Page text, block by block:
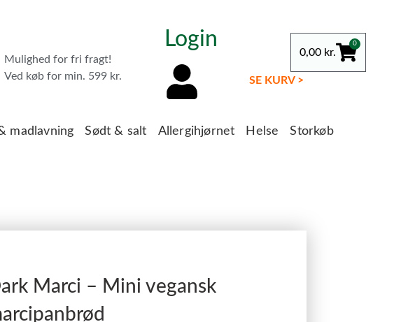
Mulighed for fri fragt!
Ved køb for min. 599 kr.
Login
0,00 kr.
0
SE KURV >
madlavning Sødt & salt Allergihjørnet Helse Storkøb
Marci – Mini vegansk